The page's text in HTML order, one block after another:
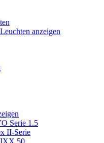
anzeigen
Serie 1.5
II-Serie
50